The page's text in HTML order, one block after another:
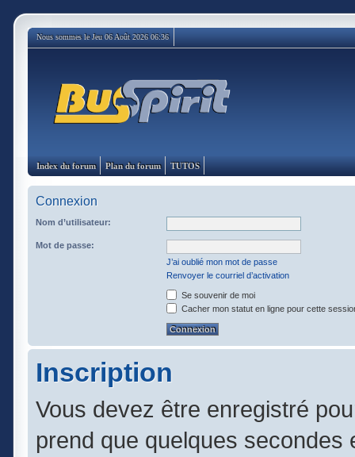
Nous sommes le Jeu 06 Août 2026 06:36
Index du forum Plan du forum TUTOS
Connexion
Nom d’utilisateur:
Mot de passe:
J’ai oublié mon mot de passe
Renvoyer le courriel d’activation
Se souvenir de moi
Cacher mon statut en ligne pour cette
Inscription
Vous devez être enregistré
prend que quelques